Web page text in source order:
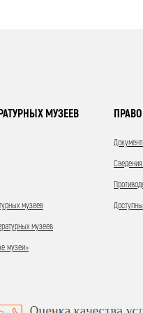
МУЗЕЕВ
музеев
музеев
музеи»